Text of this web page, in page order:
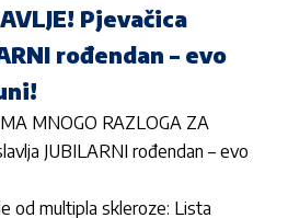
Pjevačica
rođendan – evo
MNOGO RAZLOGA ZA
JUBILARNI rođendan – evo
od multipla skleroze: Lista